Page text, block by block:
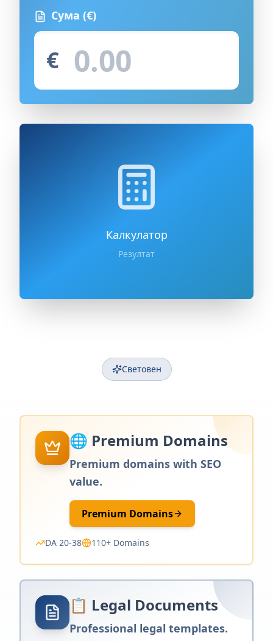
Сума (€)
€
Калкулатор
Резултат
Световен
🌐 Premium Domains
Premium domains with SEO
value.
Premium Domains
DA 20-38 110+ Domains
📋 Legal Documents
Professional legal templates.